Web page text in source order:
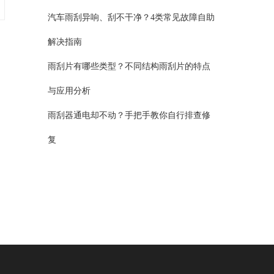
汽车雨刮异响、刮不干净？4类常见故障自助
解决指南
雨刮片有哪些类型？不同结构雨刮片的特点
与应用分析
雨刮器通电却不动？手把手教你自行排查修
复